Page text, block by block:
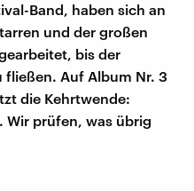
Band, haben sich an
und der großen
bis der
Auf Album Nr. 3
die Kehrtwende:
Wir prüfen, was übrig